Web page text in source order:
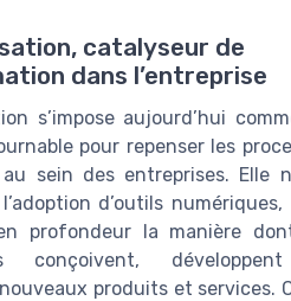
catalyseur de
dans l’entreprise
s’impose aujourd’hui
pour repenser les
au sein des entreprises. Elle
d’outils numériques,
profondeur la manière
conçoivent,
produits et services.